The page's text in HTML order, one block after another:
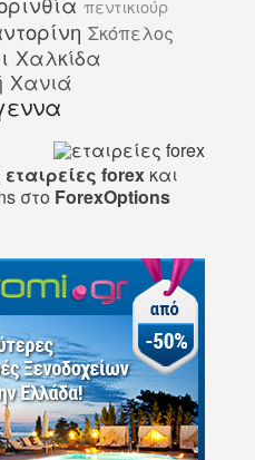
πεντικιούρ
Σκόπελος
Χαλκίδα
Χανιά
εταιρείες forex και
στο ForexOptions